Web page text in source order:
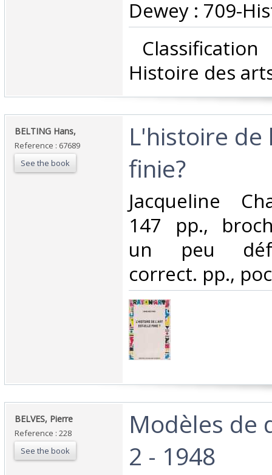
Dewey : 709-
Histoire des
‎BELTING Hans,‎
Reference : 67689
See the book
‎L'histoire
finie?‎
‎Jacqueline
147 pp.,
un peu
correct. pp.,
‎BELVES, Pierre‎
Reference : 228
See the book
‎Modèles de
2 - 1948‎